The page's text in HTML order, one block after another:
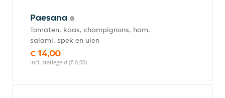
Paesana
Tomaten, kaas, champignons, ham,
salami, spek en uien
€ 14,00
incl. statiegeld (€ 0,00)